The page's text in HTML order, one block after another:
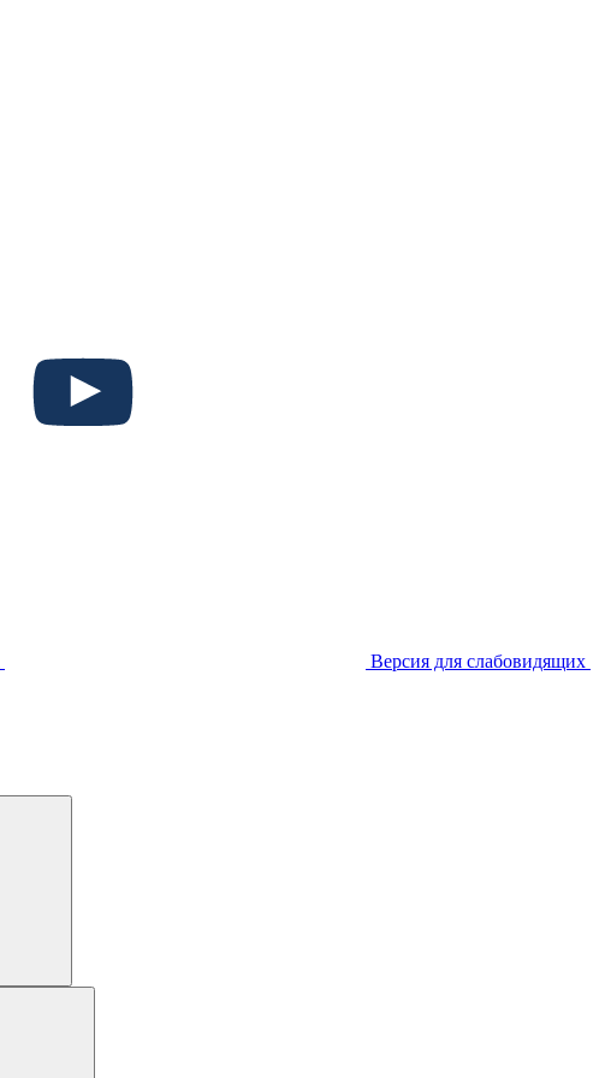
Версия для слабовидящих